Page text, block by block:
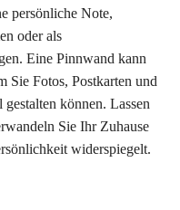
persönliche Note,
oder als
Eine Pinnwand kann
Sie Fotos, Postkarten und
können. Lassen
Sie Ihr Zuhause
widerspiegelt.